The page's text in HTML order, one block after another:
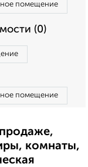
помещение
(0)
помещение
комнаты,